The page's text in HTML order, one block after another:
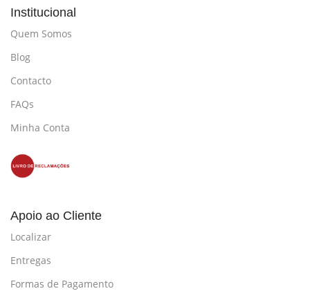
Institucional
Quem Somos
Blog
Contacto
FAQs
Minha Conta
Apoio ao Cliente
Localizar
Entregas
Formas de Pagamento